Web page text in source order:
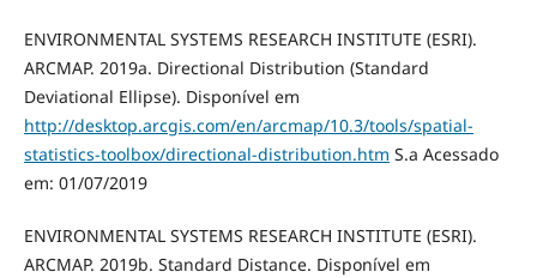
ENVIRONMENTAL SYSTEMS RESEARCH INSTITUTE (ESRI).
ARCMAP. 2019a. Directional Distribution (Standard
Deviational Ellipse). Disponível em
http://desktop.arcgis.com/en/arcmap/10.3/tools/spatial-
statistics-toolbox/directional-distribution.htm S.a Acessado
em: 01/07/2019
ENVIRONMENTAL SYSTEMS RESEARCH INSTITUTE (ESRI).
ARCMAP. 2019b. Standard Distance. Disponível em